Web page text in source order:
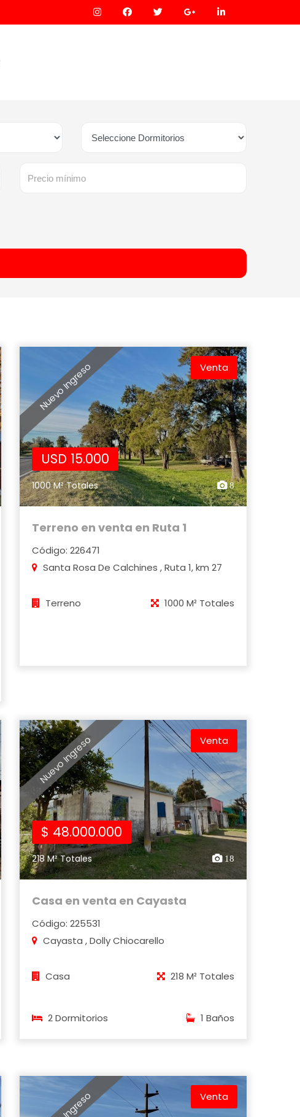
Nuevo Ingreso Venta
USD 15.000
1000 M² Totales 8
Terreno en venta en Ruta 1
Código: 226471
Santa Rosa De Calchines , Ruta 1, km 27
Terreno 1000 M² Totales
Nuevo Ingreso Venta
$ 48.000.000
218 M² Totales 18
Casa en venta en Cayasta
Código: 225531
Cayasta , Dolly Chiocarello
Casa 218 M² Totales
2 Dormitorios 1 Baños
Venta